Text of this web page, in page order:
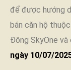
để được hướng
bán căn hộ
Đông SkyOne
ngày 10/07/